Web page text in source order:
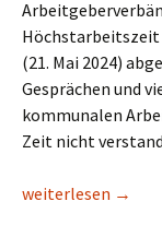
Höchstarbeitszeit
(21. Mai 2024)
Gesprächen und
kommunalen
Zeit nicht
weiterlesen →